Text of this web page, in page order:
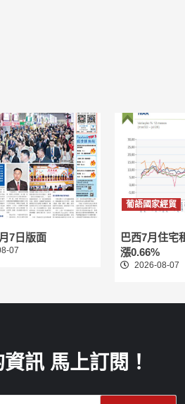
7日版面
07
葡語國家經貿
巴西7月住宅
漲0.66%
2026-08-07
訊 馬上訂閱！